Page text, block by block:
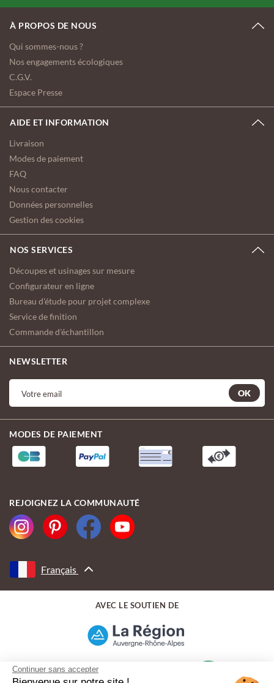
Continuer sans accepter
À PROPOS DE NOUS
Qui sommes-nous ?
Nos engagements écologiques
C.G.V.
Espace Presse
AIDE ET INFORMATION
Livraison
Modes de paiement
FAQ
Nous contacter
Données personnelles
Gestion des cookies
NOS SERVICES
Découpes et usinages sur mesure
Configurateur en ligne
Bureau d'étude pour projet complexe
Service de finition
Commande d'échantillon
NEWSLETTER
OK
MODES DE PAIEMENT
REJOIGNEZ LA COMMUNAUTÉ
Français
AVEC LE SOUTIEN DE